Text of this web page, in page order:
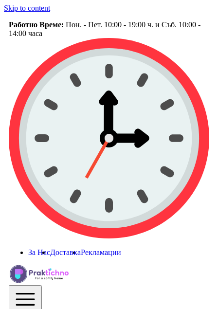
Skip to content
Работно Време: Пон. - Пет. 10:00 - 19:00 ч. и Съб. 10:00 -
14:00 часа
За НасДоставкаРекламации